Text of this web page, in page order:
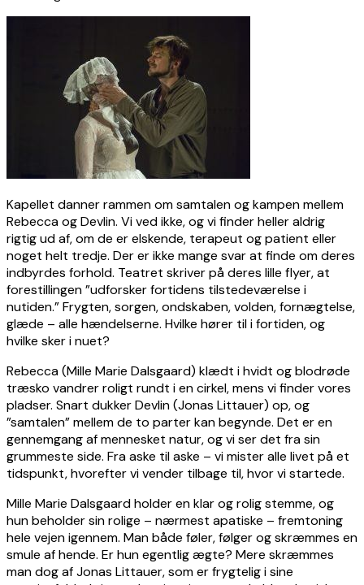
Kapellet danner rammen om samtalen og kampen mellem
Rebecca og Devlin. Vi ved ikke, og vi finder heller aldrig
rigtig ud af, om de er elskende, terapeut og patient eller
noget helt tredje. Der er ikke mange svar at finde om deres
indbyrdes forhold. Teatret skriver på deres lille flyer, at
forestillingen ”udforsker fortidens tilstedeværelse i
nutiden.” Frygten, sorgen, ondskaben, volden, fornægtelse,
glæde – alle hændelserne. Hvilke hører til i fortiden, og
hvilke sker i nuet?
Rebecca (Mille Marie Dalsgaard) klædt i hvidt og blodrøde
træsko vandrer roligt rundt i en cirkel, mens vi finder vores
pladser. Snart dukker Devlin (Jonas Littauer) op, og
”samtalen” mellem de to parter kan begynde. Det er en
gennemgang af mennesket natur, og vi ser det fra sin
grummeste side. Fra aske til aske – vi mister alle livet på et
tidspunkt, hvorefter vi vender tilbage til, hvor vi startede.
Mille Marie Dalsgaard holder en klar og rolig stemme, og
hun beholder sin rolige – nærmest apatiske – fremtoning
hele vejen igennem. Man både føler, følger og skræmmes en
smule af hende. Er hun egentlig ægte? Mere skræmmes
man dog af Jonas Littauer, som er frygtelig i sine